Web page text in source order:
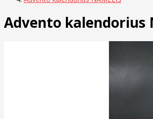
Advento kalendorius